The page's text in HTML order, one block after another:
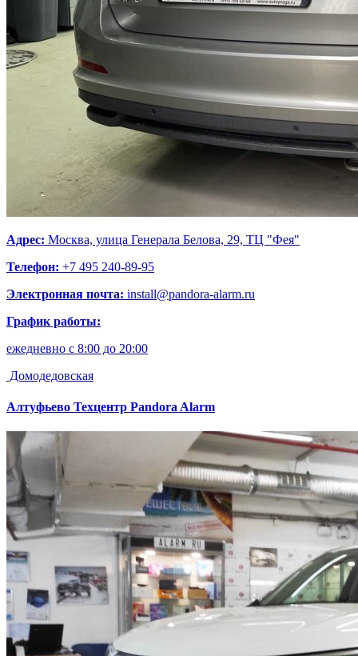
Адрес: Москва, улица Генерала Белова, 29, ТЦ "Фея"
Телефон: +7 495 240-89-95
Электронная почта: install@pandora-alarm.ru
График работы:
ежедневно с 8:00 до 20:00
Домодедовская
Алтуфьево Техцентр Pandora Alarm